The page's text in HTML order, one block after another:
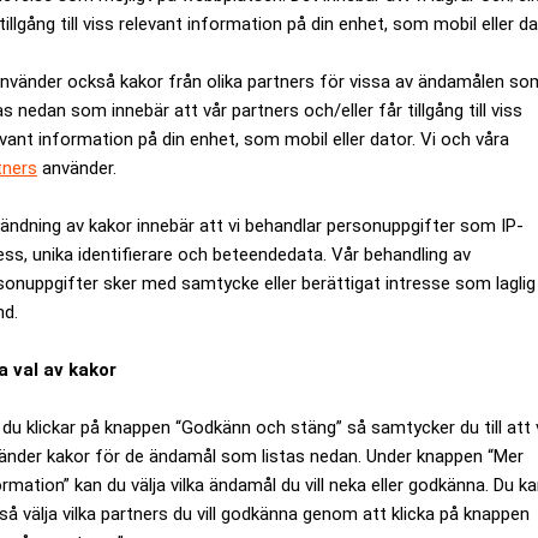
till viss relevant information på din enhet, som mobil eller
också kakor från olika partners för vissa av ändamålen
nedan som innebär att vår partners och/eller får tillgång till viss
information på din enhet, som mobil eller dator. Vi och våra
använder.
av kakor innebär att vi behandlar personuppgifter som IP-
unika identifierare och beteendedata. Vår behandling av
sker med samtycke eller berättigat intresse som laglig
val av kakor
klickar på knappen “Godkänn och stäng” så samtycker du till att
kakor för de ändamål som listas nedan. Under knappen “Mer
kan du välja vilka ändamål du vill neka eller godkänna. Du
välja vilka partners du vill godkänna genom att klicka på knappen
drönare för
Norwegian flyger in
Avida Finans i cockpit